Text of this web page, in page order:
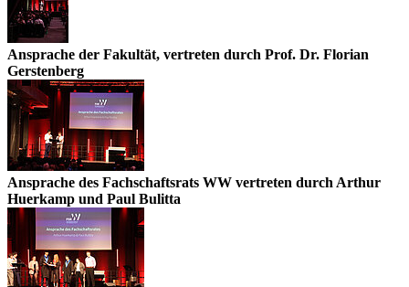
Ansprache der Fakultät, vertreten durch Prof. Dr. Florian
Gerstenberg
Ansprache des Fachschaftsrats WW vertreten durch Arthur
Huerkamp und Paul Bulitta